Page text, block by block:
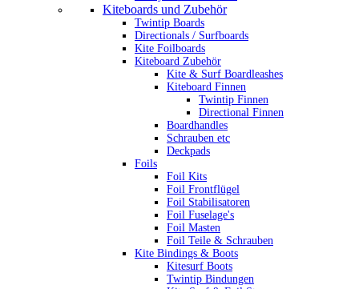
Kiteboards und Zubehör
Twintip Boards
Directionals / Surfboards
Kite Foilboards
Kiteboard Zubehör
Kite & Surf Boardleashes
Kiteboard Finnen
Twintip Finnen
Directional Finnen
Boardhandles
Schrauben etc
Deckpads
Foils
Foil Kits
Foil Frontflügel
Foil Stabilisatoren
Foil Fuselage's
Foil Masten
Foil Teile & Schrauben
Kite Bindings & Boots
Kitesurf Boots
Twintip Bindungen